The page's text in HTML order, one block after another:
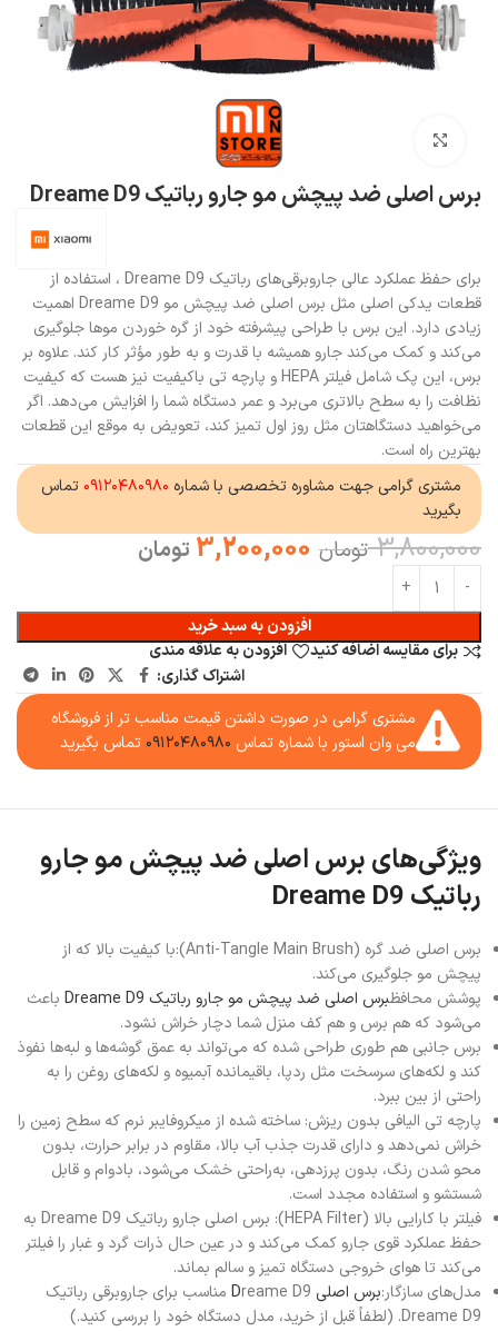
برس اصلی ضد پیچش مو جارو رباتیک Dreame D9
برای حفظ عملکرد عالی جاروبرقی‌های رباتیک Dreame D9 ، استفاده از
قطعات یدکی اصلی مثل برس اصلی ضد پیچش مو Dreame D9 اهمیت
زیادی دارد. این برس با طراحی پیشرفته خود از گره خوردن موها جلوگیری
می‌کند و کمک می‌کند جارو همیشه با قدرت و به طور مؤثر کار کند. علاوه بر
برس، این پک شامل فیلتر HEPA و پارچه تی باکیفیت نیز هست که کیفیت
نظافت را به سطح بالاتری می‌برد و عمر دستگاه شما را افزایش می‌دهد. اگر
می‌خواهید دستگاهتان مثل روز اول تمیز کند، تعویض به موقع این قطعات
بهترین راه است.
مشتری گرامی جهت مشاوره تخصصی با شماره ۰۹۱۲۰۴۸۰۹۸۰ تماس
بگیرید
3,800,000 تومان 3,200,000 تومان
افزودن به سبد خرید
برای مقایسه اضافه کنید
افزودن به علاقه مندی
اشتراک گذاری:
مشتری گرامی در صورت داشتن قیمت مناسب تر از فروشگاه
می وان استور با شماره تماس ۰۹۱۲۰۴۸۰۹۸۰ تماس بگیرید
ویژگی‌های برس اصلی ضد پیچش مو جارو
رباتیک Dreame D9
برس اصلی ضد گره (Anti-Tangle Main Brush):با کیفیت بالا که از
پیچش مو جلوگیری می‌کند.
پوشش محافظبرس اصلی ضد پیچش مو جارو رباتیک Dreame D9
باعث
می‌شود که هم برس و هم کف منزل شما دچار خراش نشود.
برس جانبی هم طوری طراحی شده که می‌تواند به عمق گوشه‌ها و لبه‌ها نفوذ
کند و لکه‌های سرسخت مثل ردپا، باقیمانده آبمیوه و لکه‌های روغن را به
راحتی از بین ببرد.
پارچه تی الیافی بدون ریزش: ساخته شده از میکروفایبر نرم که سطح زمین را
خراش نمی‌دهد و دارای قدرت جذب آب بالا، مقاوم در برابر حرارت، بدون
محو شدن رنگ، بدون پرزدهی، به‌راحتی خشک می‌شود، بادوام و قابل
شستشو و استفاده مجدد است.
فیلتر با کارایی بالا (HEPA Filter): برس اصلی جارو رباتیک Dreame D9 به
حفظ عملکرد قوی جارو کمک می‌کند و در عین حال ذرات گرد و غبار را فیلتر
می‌کند تا هوای خروجی دستگاه تمیز و سالم بماند.
مدل‌های سازگار:برس اصلی D
reame D9 مناسب برای جاروبرقی رباتیک
Dreame D9. (لطفاً قبل از خرید، مدل دستگاه خود را بررسی کنید.)